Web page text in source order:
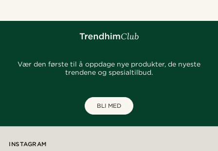
Vær den første til å oppdage nye produkter, de nyeste
trendene og spesialtilbud.
BLI MED
INSTAGRAM